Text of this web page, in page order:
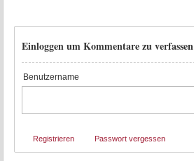
Einloggen um Kommentare zu verfassen
Benutzername
Registrieren Passwort vergessen